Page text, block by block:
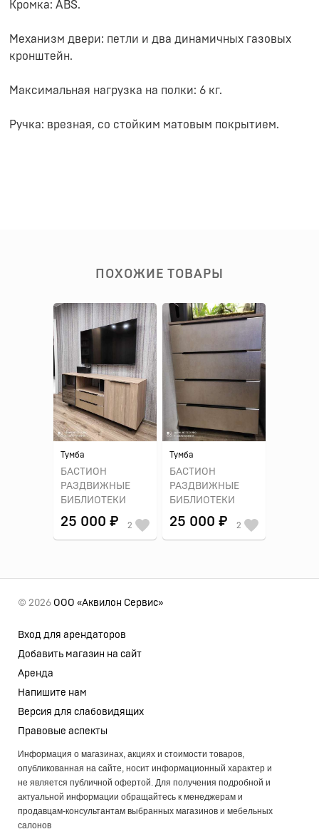
Кромка: ABS.
Механизм двери: петли и два динамичных газовых
кронштейн.
Максимальная нагрузка на полки: 6 кг.
Ручка: врезная, со стойким матовым покрытием.
ПОХОЖИЕ ТОВАРЫ
Тумба
БАСТИОН
РАЗДВИЖНЫЕ
БИБЛИОТЕКИ
25 000 ₽ 2
Тумба
БАСТИОН
РАЗДВИЖНЫЕ
БИБЛИОТЕКИ
25 000 ₽ 2
© 2026 ООО «Аквилон Сервис»
Вход для арендаторов
Добавить магазин на сайт
Аренда
Напишите нам
Версия для слабовидящих
Правовые аспекты
Информация о магазинах, акциях и стоимости товаров,
опубликованная на сайте, носит информационный характер и
не является публичной офертой. Для получения подробной и
актуальной информации обращайтесь к менеджерам и
продавцам-консультантам выбранных магазинов и мебельных
салонов